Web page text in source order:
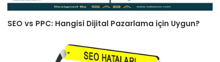
SEO vs PPC: Hangisi Dijital Pazarlama için Uygun?